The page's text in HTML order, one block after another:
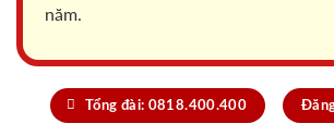
năm.
Tổng đài: 0818.400.400